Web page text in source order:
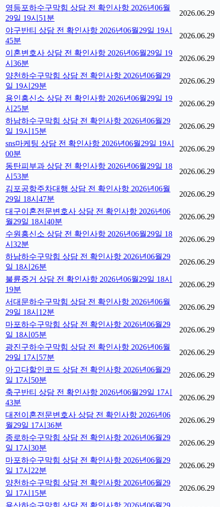
영등포하수구막힘 상담 전 확인사항 2026년06월
29일 19시51분
2026.06.29
야구반티 상담 전 확인사항 2026년06월29일 19시
45분
2026.06.29
이혼변호사 상담 전 확인사항 2026년06월29일 19
시36분
2026.06.29
양천하수구막힘 상담 전 확인사항 2026년06월29
일 19시29분
2026.06.29
용인흥신소 상담 전 확인사항 2026년06월29일 19
시25분
2026.06.29
하남하수구막힘 상담 전 확인사항 2026년06월29
일 19시15분
2026.06.29
sns마케팅 상담 전 확인사항 2026년06월29일 19시
00분
2026.06.29
동탄피부과 상담 전 확인사항 2026년06월29일 18
시53분
2026.06.29
김포공항주차대행 상담 전 확인사항 2026년06월
29일 18시47분
2026.06.29
대구이혼전문변호사 상담 전 확인사항 2026년06
월29일 18시40분
2026.06.29
수원흥신소 상담 전 확인사항 2026년06월29일 18
시32분
2026.06.29
하남하수구막힘 상담 전 확인사항 2026년06월29
일 18시26분
2026.06.29
불륜증거 상담 전 확인사항 2026년06월29일 18시
19분
2026.06.29
서대문하수구막힘 상담 전 확인사항 2026년06월
29일 18시12분
2026.06.29
마포하수구막힘 상담 전 확인사항 2026년06월29
일 18시05분
2026.06.29
광진구하수구막힘 상담 전 확인사항 2026년06월
29일 17시57분
2026.06.29
아고다할인코드 상담 전 확인사항 2026년06월29
일 17시50분
2026.06.29
축구반티 상담 전 확인사항 2026년06월29일 17시
43분
2026.06.29
대전이혼전문변호사 상담 전 확인사항 2026년06
월29일 17시36분
2026.06.29
종로하수구막힘 상담 전 확인사항 2026년06월29
일 17시30분
2026.06.29
마포하수구막힘 상담 전 확인사항 2026년06월29
일 17시22분
2026.06.29
양천하수구막힘 상담 전 확인사항 2026년06월29
일 17시15분
2026.06.29
용산하수구막힘 상담 전 확인사항 2026년06월29